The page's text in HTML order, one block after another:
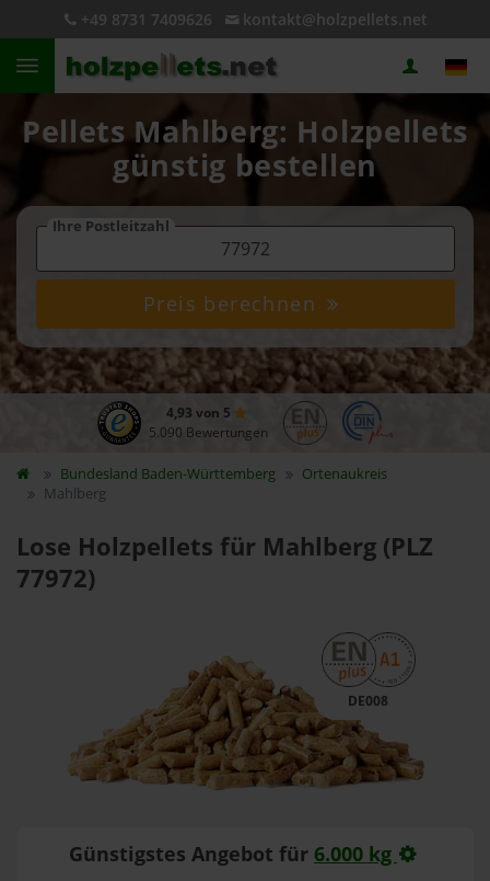
+49 8731 7409626 kontakt@holzpellets.net
Pellets Mahlberg: Holzpellets
günstig bestellen
Ihre Postleitzahl
Preis berechnen
4,93 von 5
5.090 Bewertungen
Bundesland Baden-Württemberg
Ortenaukreis
Mahlberg
Lose Holzpellets für Mahlberg (PLZ
77972)
DE008
Günstigstes Angebot für 6.000 kg